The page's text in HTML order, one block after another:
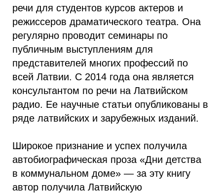
речи для студентов курсов актеров и
режиссеров драматического театра. Она
регулярно проводит семинары по
публичным выступлениям для
представителей многих профессий по
всей Латвии. С 2014 года она является
консультантом по речи на Латвийском
радио. Ее научные статьи опубликованы в
ряде латвийских и зарубежных изданий.
Широкое признание и успех получила
автобиографическая проза «Дни детства
в коммунальном доме» — за эту книгу
автор получила Латвийскую